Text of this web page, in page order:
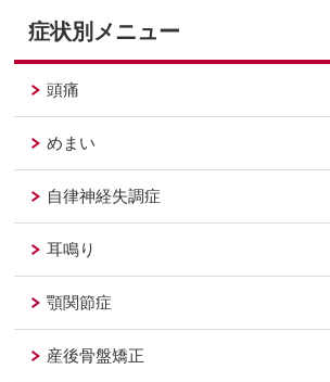
症状別メニュー
頭痛
めまい
自律神経失調症
耳鳴り
顎関節症
産後骨盤矯正